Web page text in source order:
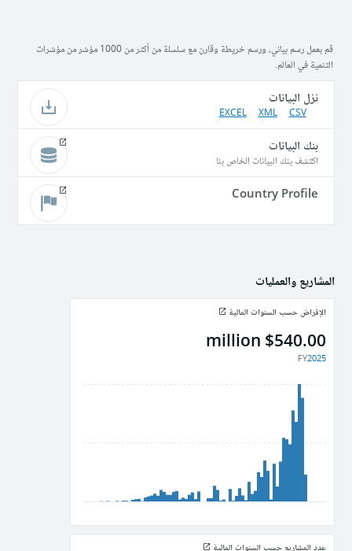
قم بعمل رسم بياني، ورسم خريطة وقارن مع سلسلة من أكثر من 1000 مؤشر من مؤشرات
التنمية في العالم.
نزل البيانات
CSV
XML
EXCEL
بنك البيانات
اكتشف بنك البيانات الخاص بنا
Country Profile
المشاريع والعمليات
الإقراض حسب السنوات المالية
$540.00 million
FY2025
عدد المشاريع حسب السنوات المالية